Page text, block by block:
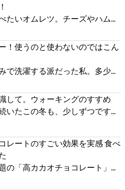
たいオムレツ。チーズやハム...
！使うのと使わないのではこん
で洗濯する派だった私。多少...
して。ウォーキングのすすめ
いたこの冬も、少しずつです...
レートのすごい効果を実感 食べ
の「高カカオチョコレート」...